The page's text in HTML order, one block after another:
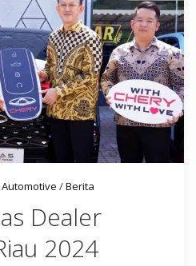
Automotive /Berita
Dealer
2024